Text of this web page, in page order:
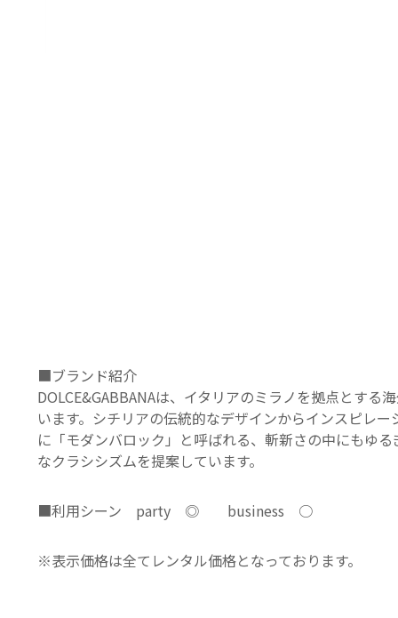
■ブランド紹介
DOLCE&GABBANAは、イタリアのミラノを拠点とす
います。シチリアの伝統的なデザインからインスピレ
に「モダンバロック」と呼ばれる、斬新さの中にもゆ
なクラシシズムを提案しています。
■利用シーン party ◎ business ○
※表示価格は全てレンタル価格となっております。